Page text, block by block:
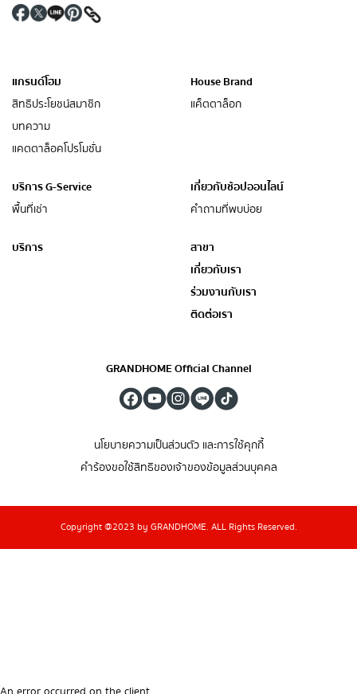
แกรนด์โฮม
สิทธิประโยชน์สมาชิก
บทความ
แคตตาล็อคโปรโมชั่น
House Brand
แค็ตตาล็อก
บริการ G-Service
พื้นที่เช่า
เกี่ยวกับช้อปออนไลน์
คำถามที่พบบ่อย
บริการ
สาขา
เกี่ยวกับเรา
ร่วมงานกับเรา
ติดต่อเรา
GRANDHOME Official Channel
นโยบายความเป็นส่วนตัว และการใช้คุกกี้
คำร้องขอใช้สิทธิของเจ้าของข้อมูลส่วนบุคคล
Copyright @2023 by GRANDHOME. ALL Rights Reserved.